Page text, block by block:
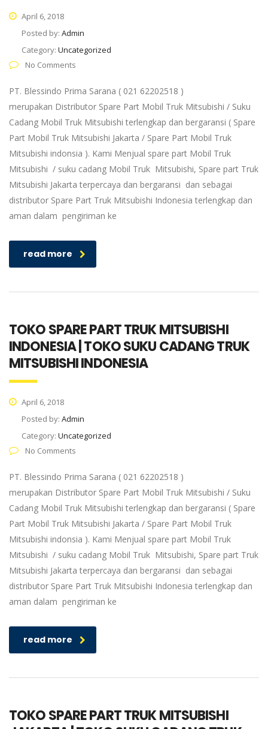
April 6, 2018
Posted by: Admin
Category: Uncategorized
No Comments
PT. Blessindo Prima Sarana ( 021 62202518 )
merupakan Distributor Spare Part Mobil Truk Mitsubishi / Suku
Cadang Mobil Truk Mitsubishi terlengkap dan bergaransi ( Spare
Part Mobil Truk Mitsubishi Jakarta / Spare Part Mobil Truk
Mitsubishi indonsia ). Kami Menjual spare part Mobil Truk
Mitsubishi / suku cadang Mobil Truk Mitsubishi, Spare part Truk
Mitsubishi Jakarta terpercaya dan bergaransi dan sebagai
distributor Spare Part Truk Mitsubishi Indonesia terlengkap dan
aman dalam pengiriman ke
read more
TOKO SPARE PART TRUK MITSUBISHI
INDONESIA | TOKO SUKU CADANG TRUK
MITSUBISHI INDONESIA
April 6, 2018
Posted by: Admin
Category: Uncategorized
No Comments
PT. Blessindo Prima Sarana ( 021 62202518 )
merupakan Distributor Spare Part Mobil Truk Mitsubishi / Suku
Cadang Mobil Truk Mitsubishi terlengkap dan bergaransi ( Spare
Part Mobil Truk Mitsubishi Jakarta / Spare Part Mobil Truk
Mitsubishi indonsia ). Kami Menjual spare part Mobil Truk
Mitsubishi / suku cadang Mobil Truk Mitsubishi, Spare part Truk
Mitsubishi Jakarta terpercaya dan bergaransi dan sebagai
distributor Spare Part Truk Mitsubishi Indonesia terlengkap dan
aman dalam pengiriman ke
read more
TOKO SPARE PART TRUK MITSUBISHI